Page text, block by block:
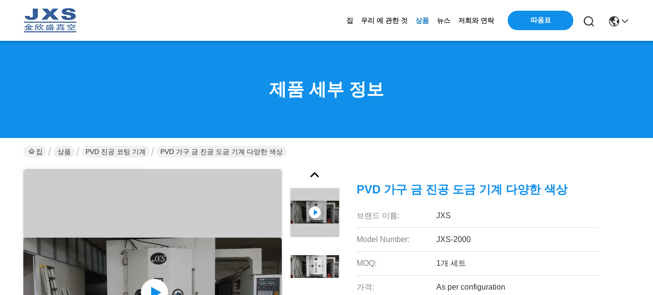
집 우리 에 관한 것 상품 뉴스 저희와 연락 따옴표
제품 세부 정보
집 상품 PVD 진공 코팅 기계 PVD 가구 금 진공 도금 기계 다양한 색상
PVD 가구 금 진공 도금 기계 다양한 색상
브랜드 이름: JXS
Model Number: JXS-2000
MOQ: 1개 세트
가격: As per configuration